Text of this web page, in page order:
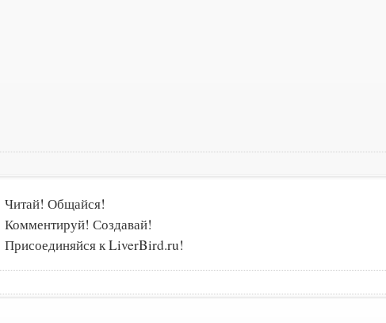
Читай! Общайся!
Комментируй! Создавай!
Присоединяйся к LiverBird.ru!